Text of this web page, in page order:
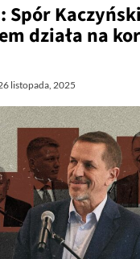
Spór
działa na
listopada, 2025